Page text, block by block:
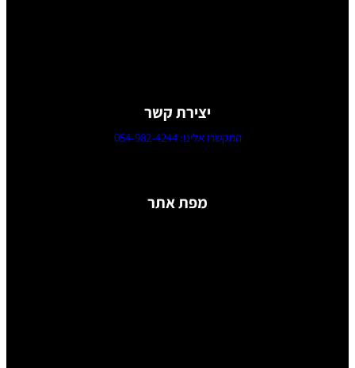
יצירת קשר
התקשרו אלינו: 054-982-4244
מפת אתר